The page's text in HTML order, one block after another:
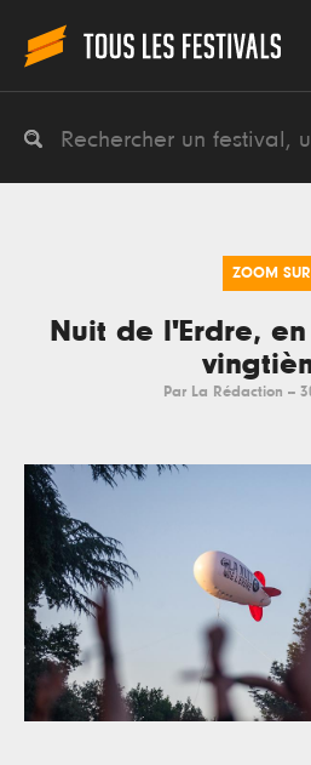
ZOOM SUR
Nuit de l'Erdre,
Par La Rédaction --